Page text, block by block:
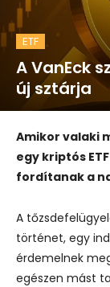
ETF
A VanEck
új sztárja
Amikor valaki
egy kriptós
fordítanak a
A
történet, egy
érdemelnek
egészen mást